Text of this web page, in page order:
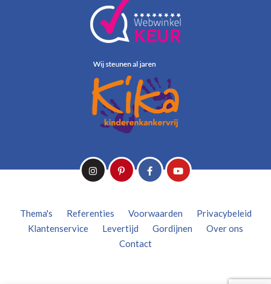
Thema's Referenties Voorwaarden
Privacybeleid
Klantenservice
Levertijd Gordijnen
Over ons
Contact